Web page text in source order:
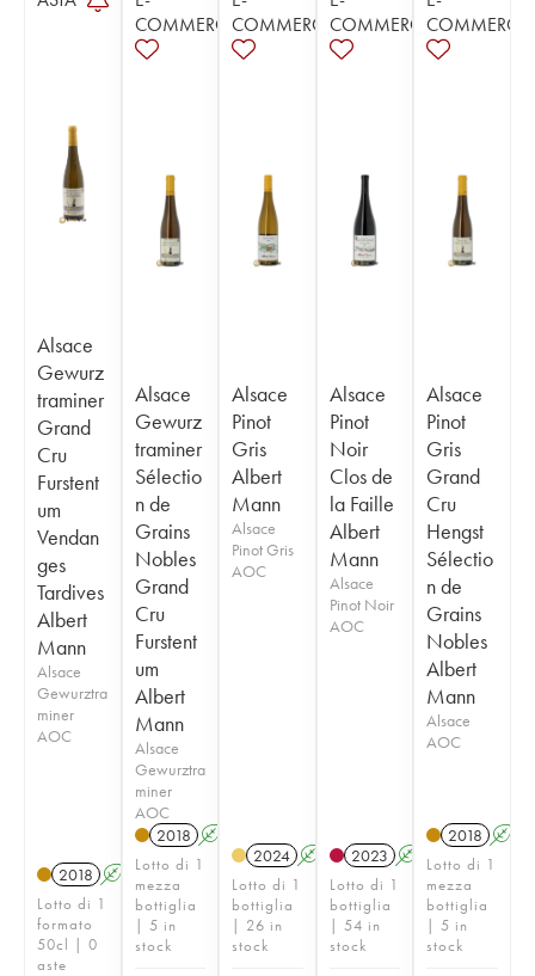
Alsace
Gewurz
traminer
Grand
Cru
Furstent
um
Vendan
ges
Tardives
Albert
Mann
Alsace
Gewurztra
miner
AOC
2018 A
Lotto di 1
formato
50cl | 0
aste
COMMERCE
Alsace
Gewurz
traminer
Sélectio
n de
Grains
Nobles
Grand
Cru
Furstent
um
Albert
Mann
Alsace
Gewurztra
miner
AOC
2018 A
Lotto di 1
mezza
bottiglia
| 5 in
stock
COMMERCE
Alsace
Pinot
Gris
Albert
Mann
Alsace
Pinot Gris
AOC
2024 A
Lotto di 1
bottiglia
| 26 in
stock
COMMERCE
Alsace
Pinot
Noir
Clos de
la Faille
Albert
Mann
Alsace
Pinot Noir
AOC
2023 A
Lotto di 1
bottiglia
| 54 in
stock
COMMERCE
Alsace
Pinot
Gris
Grand
Cru
Hengst
Sélectio
n de
Grains
Nobles
Albert
Mann
Alsace
AOC
2018 A
Lotto di 1
mezza
bottiglia
| 5 in
stock